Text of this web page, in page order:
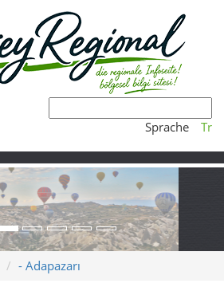
Sprache Tr
- Adapazarı